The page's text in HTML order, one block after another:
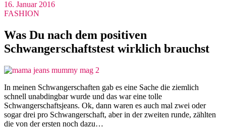
16. Januar 2016
FASHION
Was Du nach dem positiven
Schwangerschaftstest wirklich brauchst
In meinen Schwangerschaften gab es eine Sache die ziemlich
schnell unabdingbar wurde und das war eine tolle
Schwangerschaftsjeans. Ok, dann waren es auch mal zwei oder
sogar drei pro Schwangerschaft, aber in der zweiten runde, zählten
die von der ersten noch dazu…